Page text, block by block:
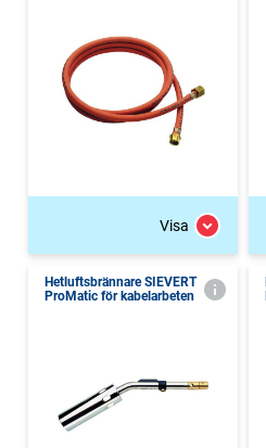
Visa
Hetluftsbrännare SIEVERT
ProMatic för kabelarbeten